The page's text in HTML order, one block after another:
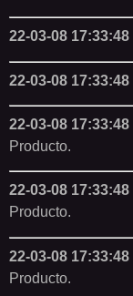
22-03-08 17:33:48
22-03-08 17:33:48
22-03-08 17:33:48
Producto.
22-03-08 17:33:48
Producto.
22-03-08 17:33:48
Producto.